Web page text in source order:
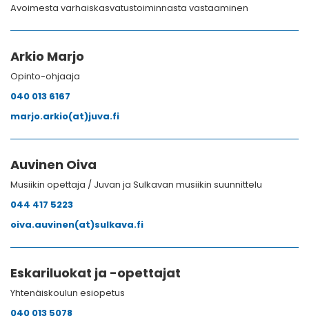
Avoimesta varhaiskasvatustoiminnasta vastaaminen
Arkio Marjo
Opinto-ohjaaja
040 013 6167
marjo.arkio(at)juva.fi
Auvinen Oiva
Musiikin opettaja / Juvan ja Sulkavan musiikin suunnittelu
044 417 5223
oiva.auvinen(at)sulkava.fi
Eskariluokat ja -opettajat
Yhtenäiskoulun esiopetus
040 013 5078